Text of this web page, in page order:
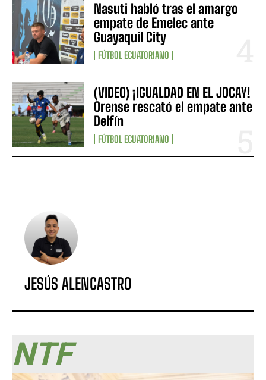
Nasuti habló tras el amargo
empate de Emelec ante
Guayaquil City
FÚTBOL ECUATORIANO
(VIDEO) ¡IGUALDAD EN EL JOCAY!
Orense rescató el empate ante
Delfín
FÚTBOL ECUATORIANO
JESÚS ALENCASTRO
NTF